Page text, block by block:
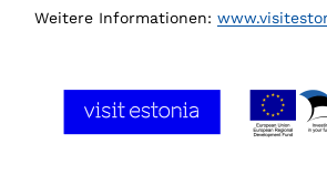
Weitere Informationen: